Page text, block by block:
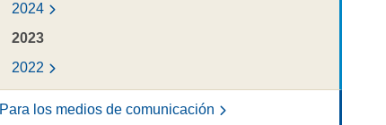
2024
2023
2022
Para los medios de comunicación